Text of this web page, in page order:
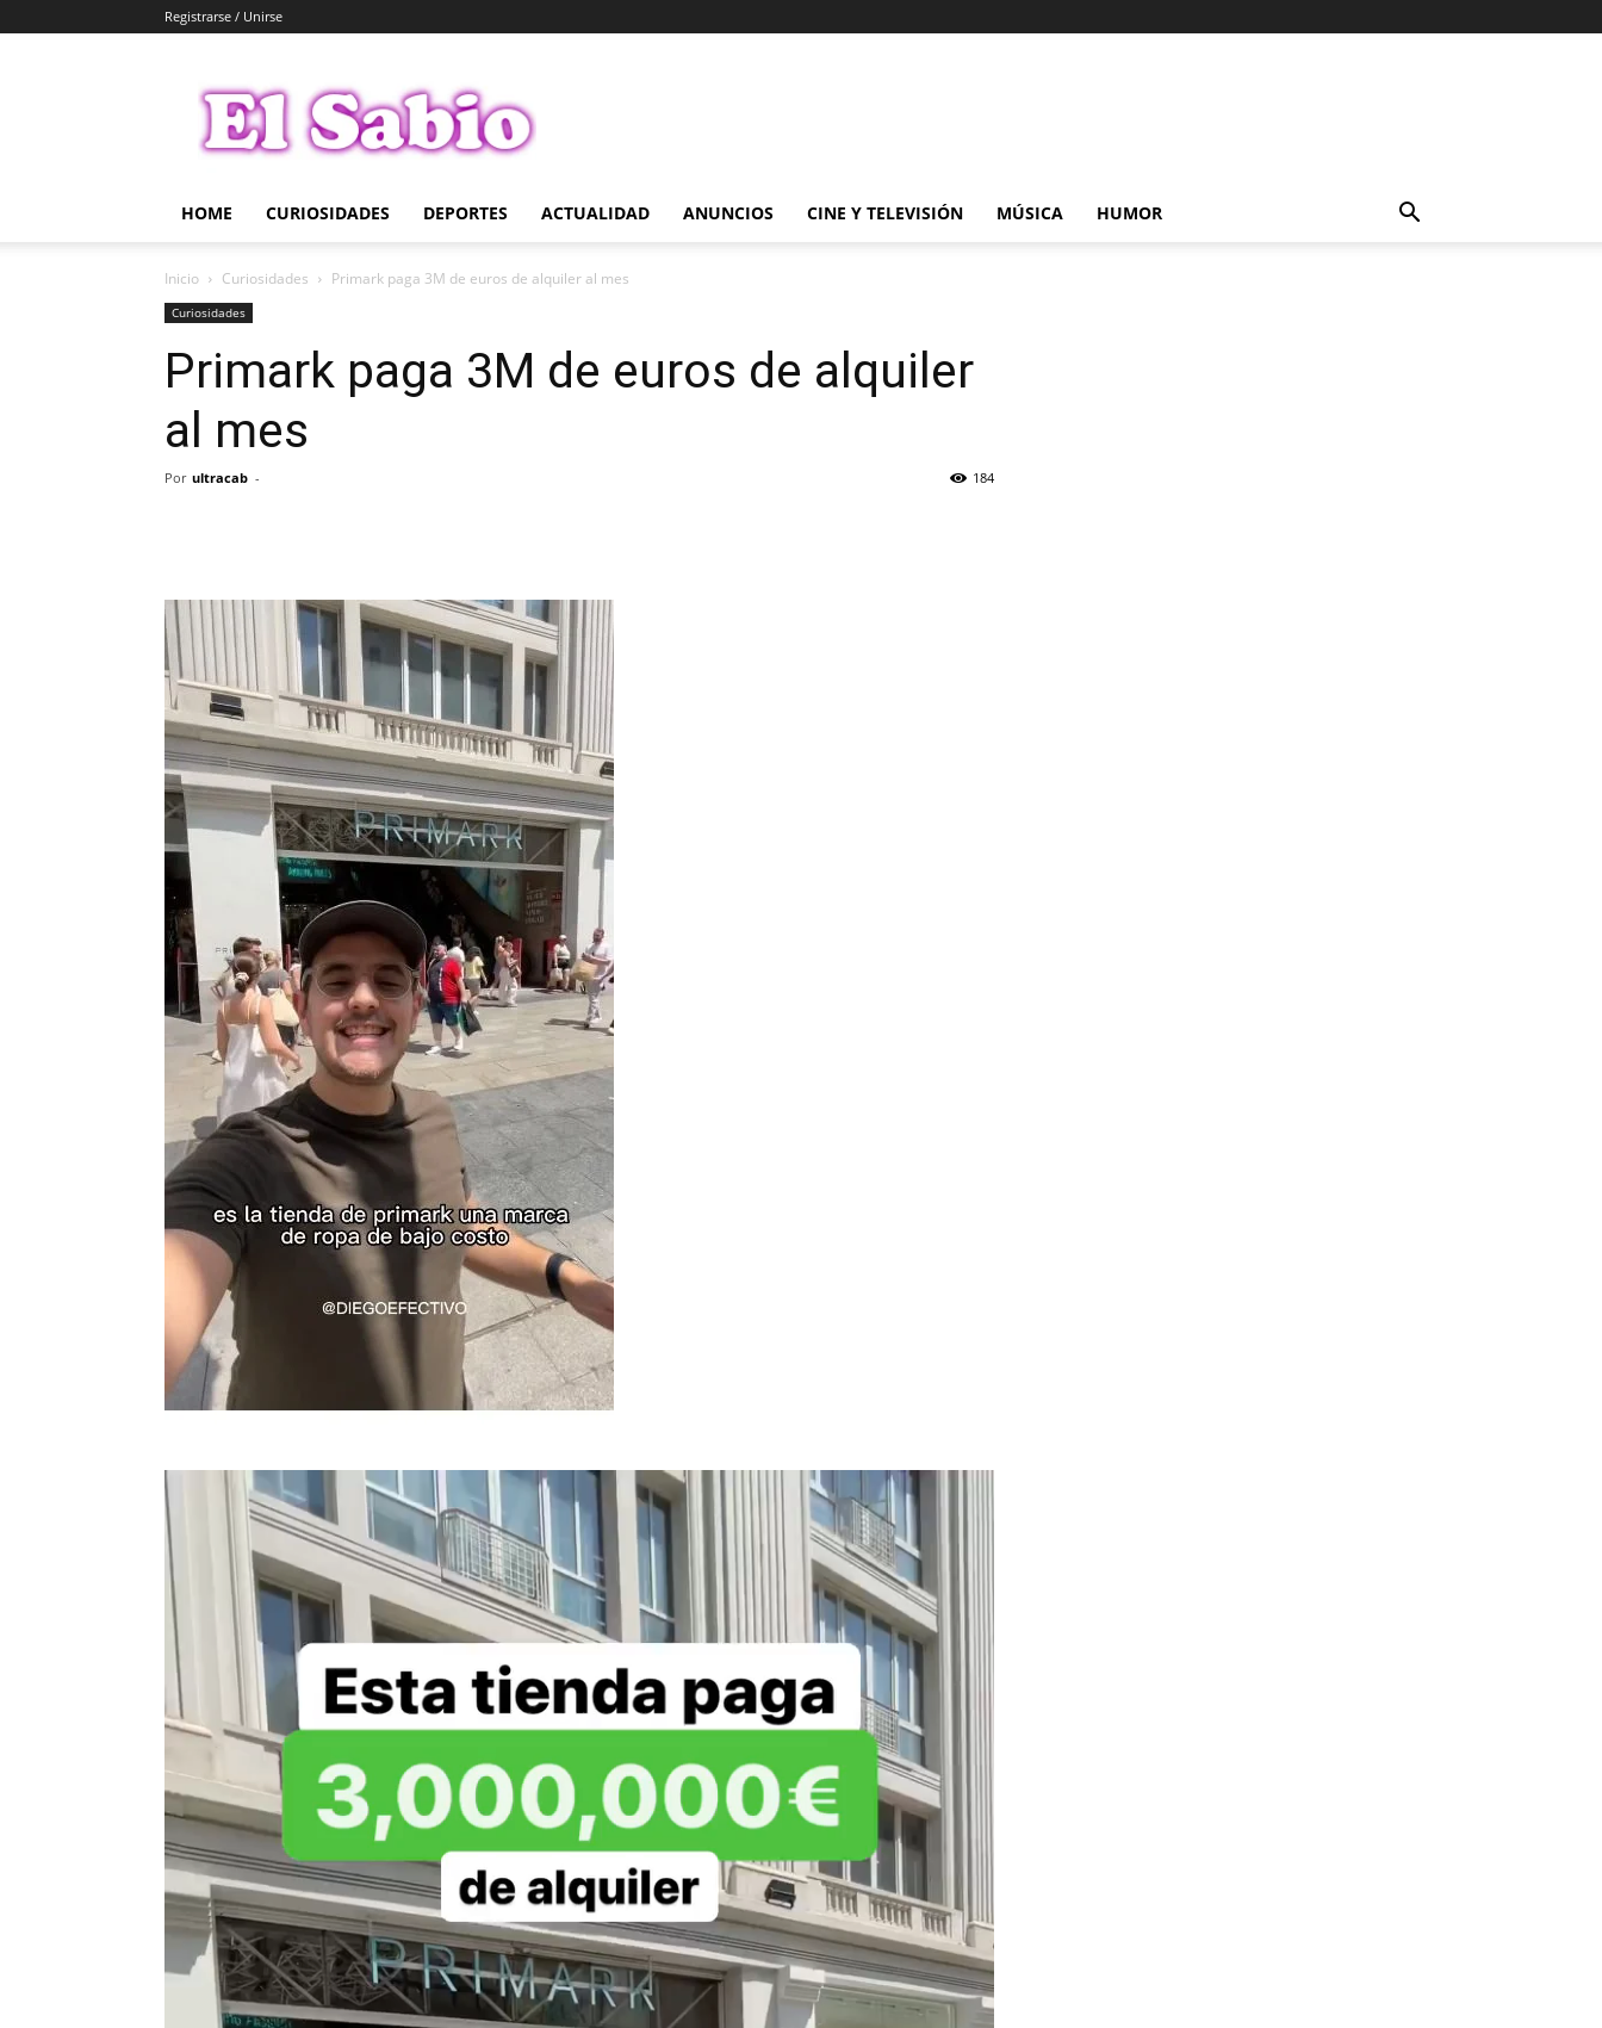
Registrarse / Unirse
Sabio
HOME CURIOSIDADES DEPORTES ACTUALIDAD ANUNCIOS CINE Y TELEVISIÓN MÚSICA HUMOR
Inicio Curiosidades Primark paga 3M de euros de alquiler al mes
Curiosidades
Primark paga 3M de euros de alquiler
al mes
Por ultracab - 184